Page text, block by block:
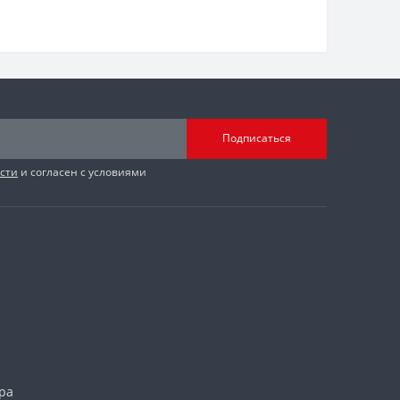
Подписаться
и согласен с условиями